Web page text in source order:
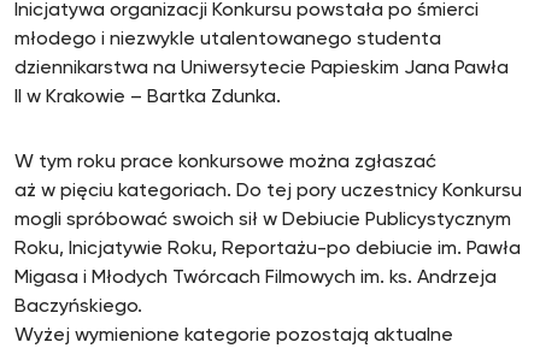
Inicjatywa organizacji Konkursu powstała po śmierci
młodego i niezwykle utalentowanego studenta
dziennikarstwa na Uniwersytecie Papieskim Jana Pawła
II w Krakowie – Bartka Zdunka.
W tym roku prace konkursowe można zgłaszać
aż w pięciu kategoriach. Do tej pory uczestnicy Konkursu
mogli spróbować swoich sił w Debiucie Publicystycznym
Roku, Inicjatywie Roku, Reportażu-po debiucie im. Pawła
Migasa i Młodych Twórcach Filmowych im. ks. Andrzeja
Baczyńskiego.
Wyżej wymienione kategorie pozostają aktualne